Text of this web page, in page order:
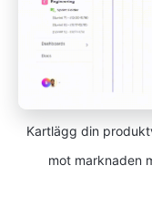
Kartlägg din
mot marknaden